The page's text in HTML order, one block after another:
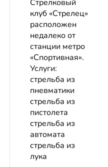
Стрелковый
клуб «Стрелец»
расположен
недалеко от
станции метро
«Спортивная».
Услуги:
стрельба из
пневматики
стрельба из
пистолета
стрельба из
автомата
стрельба из
лука